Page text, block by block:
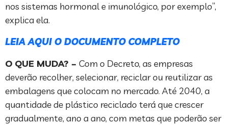
nos sistemas hormonal e imunológico, por exemplo”,
explica ela.
LEIA AQUI O DOCUMENTO COMPLETO
O QUE MUDA? – Com o Decreto, as empresas
deverão recolher, selecionar, reciclar ou reutilizar as
embalagens que colocam no mercado. Até 2040, a
quantidade de plástico reciclado terá que crescer
gradualmente, ano a ano, com metas que poderão ser